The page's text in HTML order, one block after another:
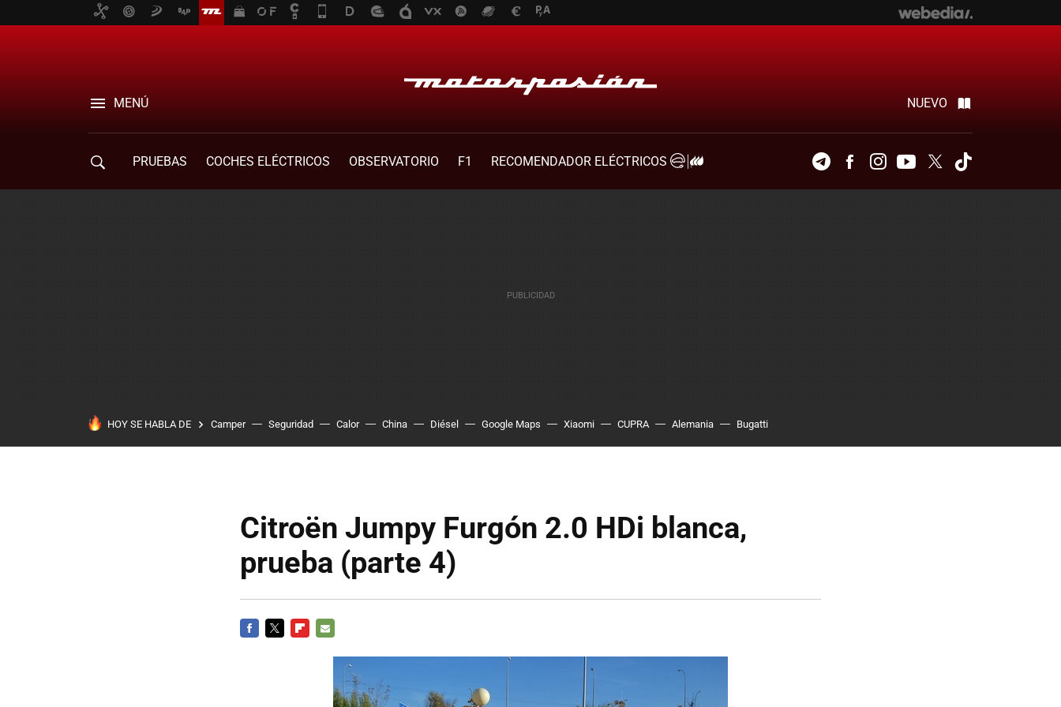
MENÚ NUEVO
PRUEBAS COCHES ELÉCTRICOS OBSERVATORIO F1
RECOMENDADOR ELÉCTRICOS
TelegramFacebookInstagramYoutubeTwitter
HOY SE HABLA DE Camper Seguridad Calor China Diésel Google Maps Xiaomi CUPRA Alemania Bugatti
Citroën Jumpy Furgón 2.0 HDi blanca,
prueba (parte 4)